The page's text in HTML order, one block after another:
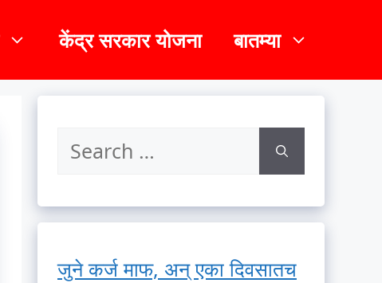
केंद्र सरकार योजना बातम्या
जुने कर्ज माफ, अन् एका दिवसातच